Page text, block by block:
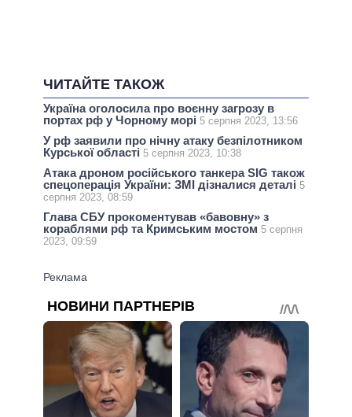
ЧИТАЙТЕ ТАКОЖ
Україна оголосила про воєнну загрозу в
портах рф у Чорному морі 5 серпня 2023, 13:56
У рф заявили про нічну атаку безпілотником
Курської області 5 серпня 2023, 10:38
Атака дроном російського танкера SIG також
спецоперація України: ЗМІ дізналися деталі 5
серпня 2023, 08:59
Глава СБУ прокоментував «бавовну» з
кораблями рф та Кримським мостом 5 серпня
2023, 09:59